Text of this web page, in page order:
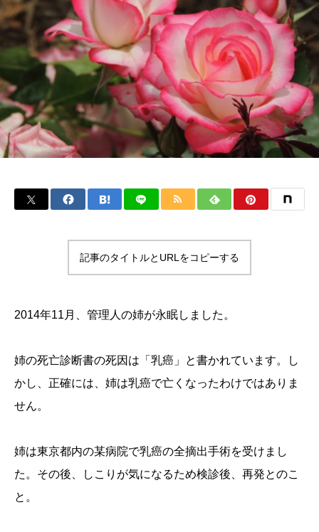
記事のタイトルとURLをコピーする
2014年11月、管理人の姉が永眠しました。
姉の死亡診断書の死因は「乳癌」と書かれています。し
かし、正確には、姉は乳癌で亡くなったわけではありま
せん。
姉は東京都内の某病院で乳癌の全摘出手術を受けまし
た。その後、しこりが気になるため検診後、再発とのこ
と。